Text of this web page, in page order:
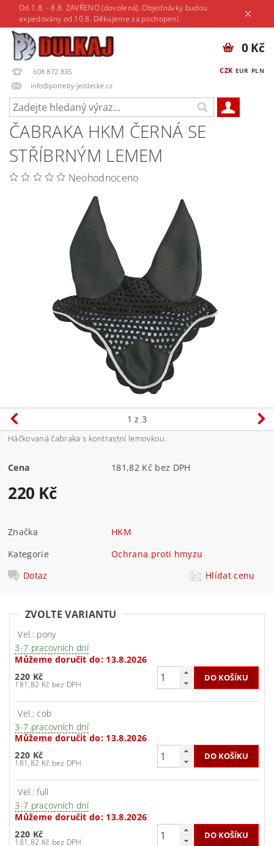
Od 1.8. - 8.8. ZAVŘENO (dovolená). Objednávky budou
expedovány od 10.8. Děkujeme za pochopení.
608 872 835
info@potreby-jezdecke.cz
CZK EUR PLN
0 Kč
ČABRAKA HKM ČERNÁ SE
STŘÍBRNÝM LEMEM
Neohodnoceno
1 z 3
Háčkovaná čabraka s kontrastní lemovkou.
Cena 181,82 Kč bez DPH
220 Kč
Značka
HKM
Kategorie
Ochrana proti hmyzu
Dotaz
Hlídat cenu
ZVOLTE VARIANTU
Vel.: pony
3-7 pracovních dní
Můžeme doručit do: 13.8.2026
220 Kč
181,82 Kč bez DPH
Vel.: cob
3-7 pracovních dní
Můžeme doručit do: 13.8.2026
220 Kč
181,82 Kč bez DPH
Vel.: full
3-7 pracovních dní
Můžeme doručit do: 13.8.2026
220 Kč
181,82 Kč bez DPH